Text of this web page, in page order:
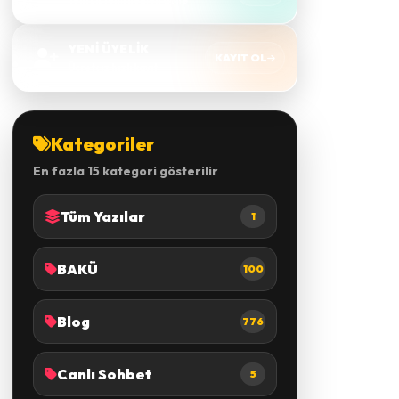
KAYIT OL
Kategoriler
En fazla 15 kategori gösterilir
Tüm Yazılar 1
BAKÜ 100
Blog 776
Canlı Sohbet 5